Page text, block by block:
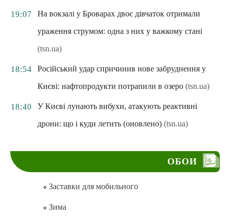
19:07
На вокзалі у Броварах двоє дівчаток отримали
ураження струмом: одна з них у важкому стані
(tsn.ua)
18:54
Російський удар спричинив нове забруднення у
Києві: нафтопродукти потрапили в озеро (tsn.ua)
18:40
У Києві лунають вибухи, атакують реактивні
дрони: що і куди летить (оновлено) (tsn.ua)
ОБОИ
Заставки для мобильного
Зима